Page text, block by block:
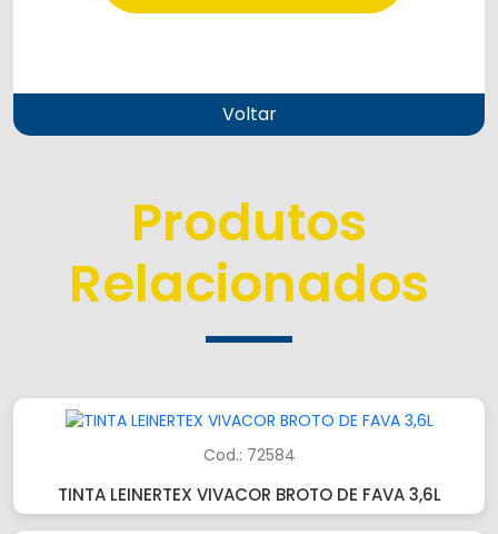
Voltar
Produtos
Relacionados
Cod.: 72584
TINTA LEINERTEX VIVACOR BROTO DE FAVA 3,6L